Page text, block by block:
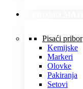
Pisaći pribor
Kemijske
Markeri
Olovke
Pakiranja
Setovi